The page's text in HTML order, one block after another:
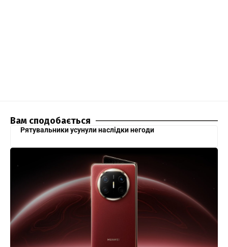
Вам сподобається
Рятувальники усунули наслідки негоди